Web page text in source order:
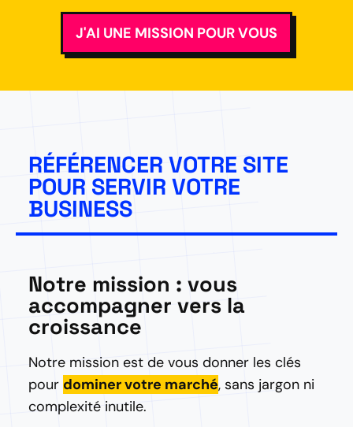
J'AI UNE MISSION POUR VOUS
RÉFÉRENCER VOTRE SITE
POUR SERVIR VOTRE
BUSINESS
Notre mission : vous
accompagner vers la
croissance
Notre mission est de vous donner les clés
pour dominer votre marché, sans jargon ni
complexité inutile.